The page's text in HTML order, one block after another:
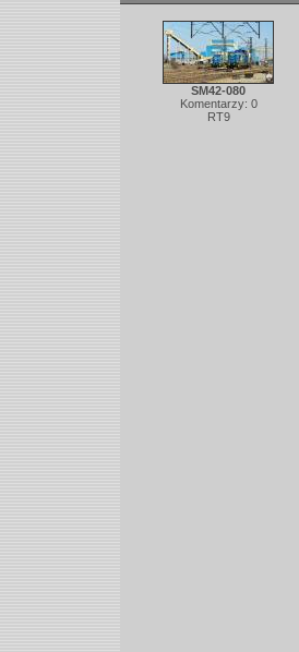
SM42-080
Komentarzy: 0
RT9